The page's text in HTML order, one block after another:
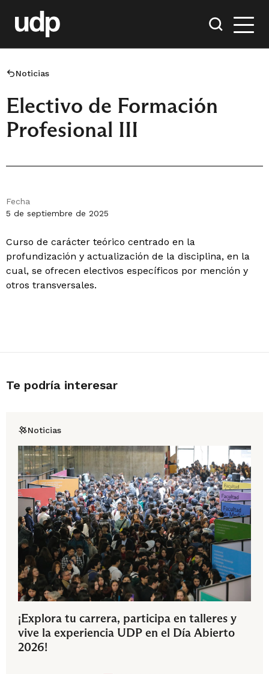
Noticias
Electivo de Formación
Profesional III
Fecha
5 de septiembre de 2025
Curso de carácter teórico centrado en la
profundización y actualización de la disciplina, en la
cual, se ofrecen electivos específicos por mención y
otros transversales.
Te podría interesar
Noticias
¡Explora tu carrera, participa en talleres y
vive la experiencia UDP en el Día Abierto
2026!